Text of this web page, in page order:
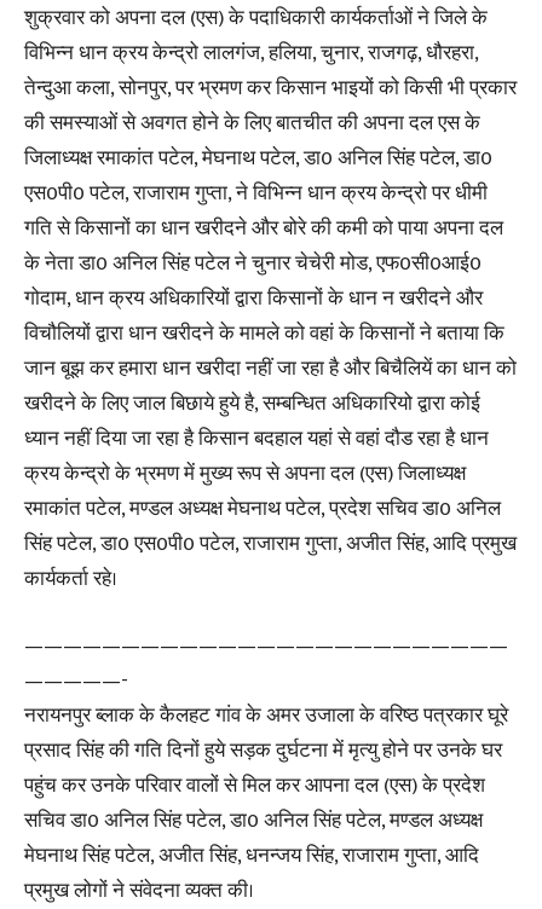
शुक्रवार को अपना दल (एस) के पदाधिकारी कार्यकर्ताओं ने जिले के
विभिन्न धान क्रय केन्द्रो लालगंज, हलिया, चुनार, राजगढ़, धौरहरा,
तेन्दुआ कला, सोनपुर, पर भ्रमण कर किसान भाइयों को किसी भी प्रकार
की समस्याओं से अवगत होने के लिए बातचीत की अपना दल एस के
जिलाध्यक्ष रमाकांत पटेल, मेघनाथ पटेल, डा0 अनिल सिंह पटेल, डा0
एस0पी0 पटेल, राजाराम गुप्ता, ने विभिन्न धान क्रय केन्द्रो पर धीमी
गति से किसानों का धान खरीदने और बोरे की कमी को पाया अपना दल
के नेता डा0 अनिल सिंह पटेल ने चुनार चेचेरी मोड, एफ0सी0आई0
गोदाम, धान क्रय अधिकारियों द्वारा किसानों के धान न खरीदने और
विचौलियों द्वारा धान खरीदने के मामले को वहां के किसानों ने बताया कि
जान बूझ कर हमारा धान खरीदा नहीं जा रहा है और बिचैलियें का धान को
खरीदने के लिए जाल बिछाये हुये है, सम्बन्धित अधिकारियो द्वारा कोई
ध्यान नहीं दिया जा रहा है किसान बदहाल यहां से वहां दौड रहा है धान
क्रय केन्द्रो के भ्रमण में मुख्य रूप से अपना दल (एस) जिलाध्यक्ष
रमाकांत पटेल, मण्डल अध्यक्ष मेघनाथ पटेल, प्रदेश सचिव डा0 अनिल
सिंह पटेल, डा0 एस0पी0 पटेल, राजाराम गुप्ता, अजीत सिंह, आदि प्रमुख
कार्यकर्ता रहे।
—————————————————————————
—————-
नरायनपुर ब्लाक के कैलहट गांव के अमर उजाला के वरिष्ठ पत्रकार घूरे
प्रसाद सिंह की गति दिनों हुये सड़क दुर्घटना में मृत्यु होने पर उनके घर
पहुंच कर उनके परिवार वालों से मिल कर आपना दल (एस) के प्रदेश
सचिव डा0 अनिल सिंह पटेल, डा0 अनिल सिंह पटेल, मण्डल अध्यक्ष
मेघनाथ सिंह पटेल, अजीत सिंह, धनन्जय सिंह, राजाराम गुप्ता, आदि
प्रमुख लोगों ने संवेदना व्यक्त की।